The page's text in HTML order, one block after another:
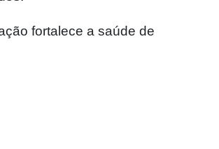
fortalece a saúde de